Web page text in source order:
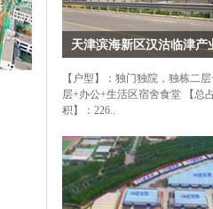
邢台市新华区307国道王御史
保定市北市区东三环西百楼
衡水市桃城区京大路橡胶城西
承德市双桥区大佛寺北侧500
石家庄市长安区东三环南五女
沧州市运河周边仓库出租 庞
保定市南市区东三环与南二环
天津滨海新区汉沽临津产
【户型】：独门独院，独栋二
层+办公+生活区宿舍食堂 【总
积】：226..